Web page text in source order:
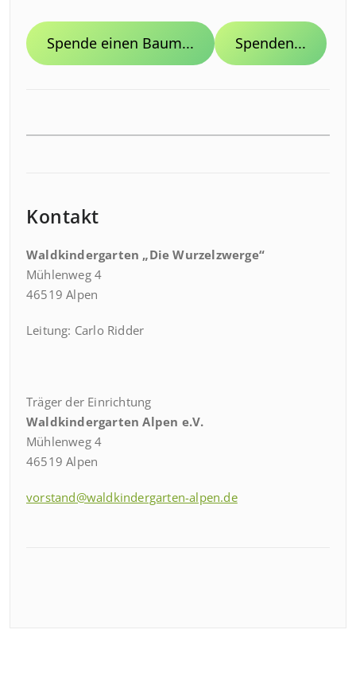
Spende einen Baum... Spenden...
Kontakt
Waldkindergarten „Die Wurzelzwerge“
Mühlenweg 4
46519 Alpen
Leitung: Carlo Ridder
Träger der Einrichtung
Waldkindergarten Alpen e.V.
Mühlenweg 4
46519 Alpen
vorstand@waldkindergarten-alpen.de